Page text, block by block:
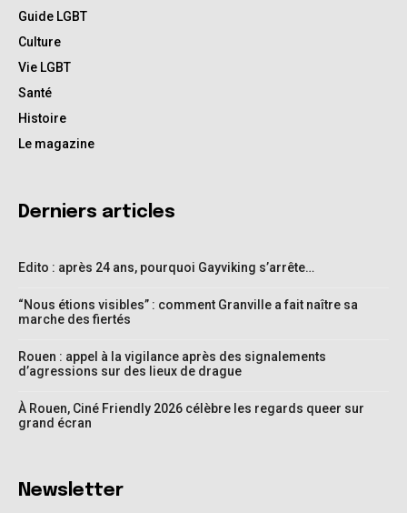
Guide LGBT
Culture
Vie LGBT
Santé
Histoire
Le magazine
Derniers articles
Edito : après 24 ans, pourquoi Gayviking s’arrête…
“Nous étions visibles” : comment Granville a fait naître sa
marche des fiertés
Rouen : appel à la vigilance après des signalements
d’agressions sur des lieux de drague
À Rouen, Ciné Friendly 2026 célèbre les regards queer sur
grand écran
Newsletter